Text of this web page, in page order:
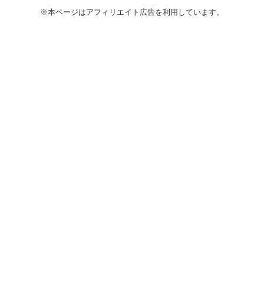
※本ページはアフィリエイト広告を利用しています。